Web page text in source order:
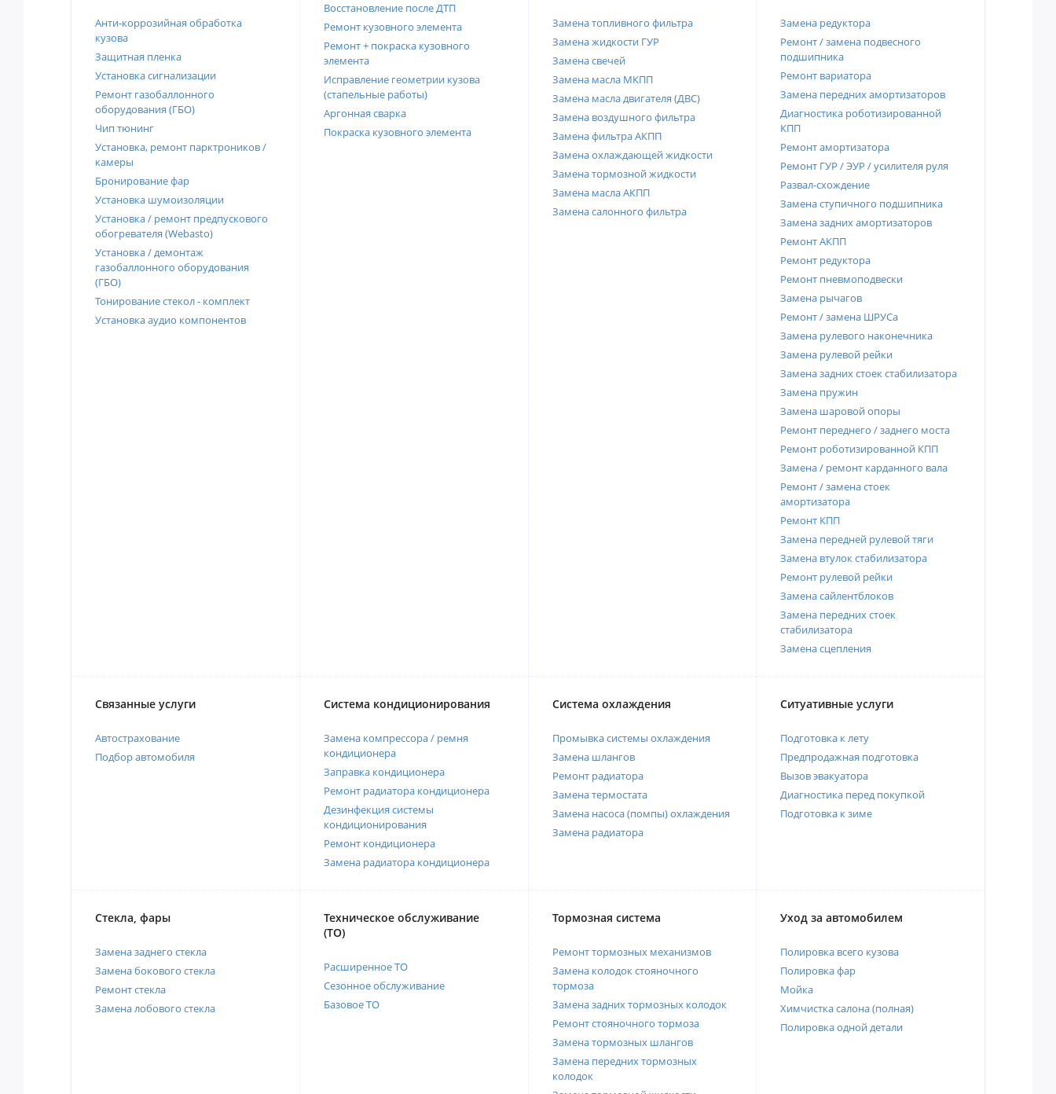
Анти-коррозийная обработка
кузова
Защитная пленка
Установка сигнализации
Ремонт газобаллонного
оборудования (ГБО)
Чип тюнинг
Установка, ремонт парктроников /
камеры
Бронирование фар
Установка шумоизоляции
Установка / ремонт предпускового
обогревателя (Webasto)
Установка / демонтаж
газобаллонного оборудования
(ГБО)
Тонирование стекол - комплект
Установка аудио компонентов
Восстановление после ДТП
Ремонт кузовного элемента
Ремонт + покраска кузовного
элемента
Исправление геометрии кузова
(стапельные работы)
Аргонная сварка
Покраска кузовного элемента
Замена топливного фильтра
Замена жидкости ГУР
Замена свечей
Замена масла МКПП
Замена масла двигателя (ДВС)
Замена воздушного фильтра
Замена фильтра АКПП
Замена охлаждающей жидкости
Замена тормозной жидкости
Замена масла АКПП
Замена салонного фильтра
Замена редуктора
Ремонт / замена подвесного
подшипника
Ремонт вариатора
Замена передних амортизаторов
Диагностика роботизированной
КПП
Ремонт амортизатора
Ремонт ГУР / ЭУР / усилителя руля
Развал-схождение
Замена ступичного подшипника
Замена задних амортизаторов
Ремонт АКПП
Ремонт редуктора
Ремонт пневмоподвески
Замена рычагов
Ремонт / замена ШРУСа
Замена рулевого наконечника
Замена рулевой рейки
Замена задних стоек стабилизатора
Замена пружин
Замена шаровой опоры
Ремонт переднего / заднего моста
Ремонт роботизированной КПП
Замена / ремонт карданного вала
Ремонт / замена стоек
амортизатора
Ремонт КПП
Замена передней рулевой тяги
Замена втулок стабилизатора
Ремонт рулевой рейки
Замена сайлентблоков
Замена передних стоек
стабилизатора
Замена сцепления
Связанные услуги
Автострахование
Подбор автомобиля
Система кондиционирования
Замена компрессора / ремня
кондиционера
Заправка кондиционера
Ремонт радиатора кондиционера
Дезинфекция системы
кондиционирования
Ремонт кондиционера
Замена радиатора кондиционера
Система охлаждения
Промывка системы охлаждения
Замена шлангов
Ремонт радиатора
Замена термостата
Замена насоса (помпы) охлаждения
Замена радиатора
Ситуативные услуги
Подготовка к лету
Предпродажная подготовка
Вызов эвакуатора
Диагностика перед покупкой
Подготовка к зиме
Стекла, фары
Замена заднего стекла
Замена бокового стекла
Ремонт стекла
Замена лобового стекла
Техническое обслуживание
(ТО)
Расширенное ТО
Сезонное обслуживание
Базовое ТО
Тормозная система
Ремонт тормозных механизмов
Замена колодок стояночного
тормоза
Замена задних тормозных колодок
Ремонт стояночного тормоза
Замена тормозных шлангов
Замена передних тормозных
колодок
Уход за автомобилем
Полировка всего кузова
Полировка фар
Мойка
Химчистка салона (полная)
Полировка одной детали